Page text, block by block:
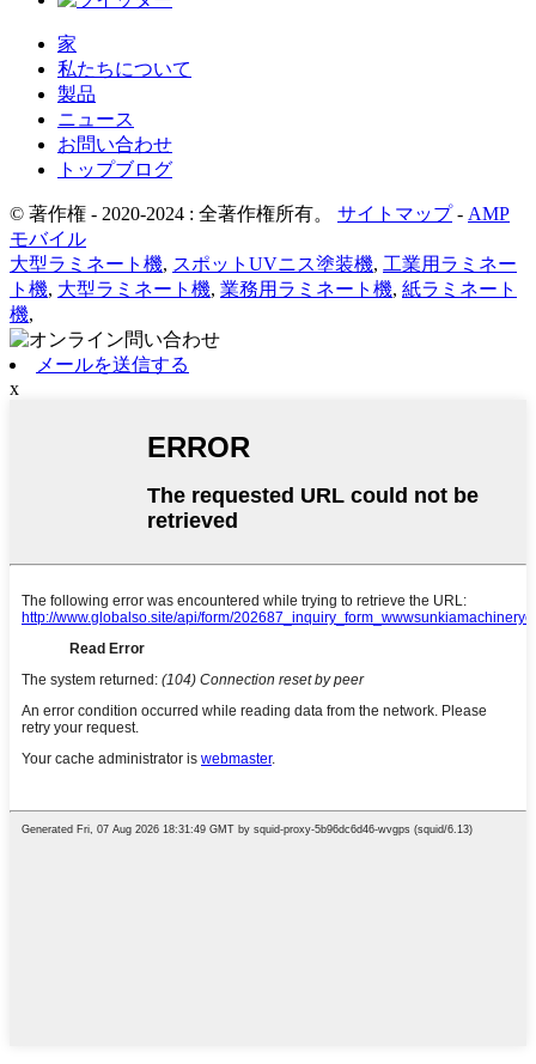
家
私たちについて
製品
ニュース
お問い合わせ
トップブログ
© 著作権 - 2020-2024 : 全著作権所有。 サイトマップ- AMP
モバイル
大型ラミネート機, スポットUVニス塗装機, 工業用ラミネー
ト機, 大型ラミネート機, 業務用ラミネート機, 紙ラミネート
機,
メールを送信する
x